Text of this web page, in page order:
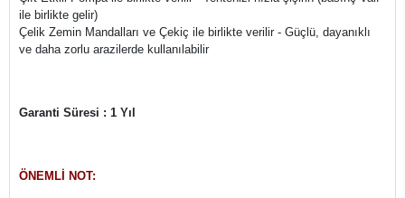
ile birlikte gelir)
Çelik Zemin Mandalları ve Çekiç ile birlikte verilir - Güçlü, dayanıklı
ve daha zorlu arazilerde kullanılabilir
Garanti Süresi : 1 Yıl
ÖNEMLİ NOT: